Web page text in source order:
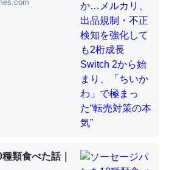
ルシウムを大量に使う脊椎動物と貝
…。腹足類だと殻を無くしてナメク
類食べた話｜